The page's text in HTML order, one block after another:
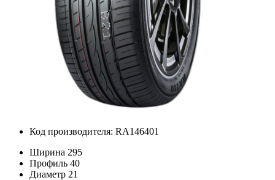
Код производителя: RA146401
Ширина 295
Профиль 40
Диаметр 21